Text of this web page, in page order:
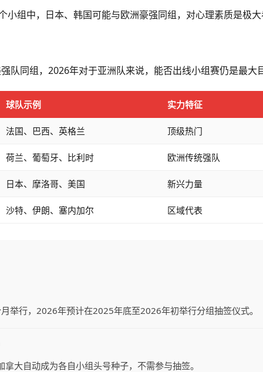
小组中，日本、韩国可能与欧洲豪强同组，对心理素质是极大
队同组，2026年对于亚洲队来说，能否出线小组赛仍是最大
球队示例 实力特征
法国、巴西、英格兰 顶级热门
荷兰、葡萄牙、比利时 欧洲传统强队
日本、摩洛哥、美国 新兴力量
沙特、伊朗、塞内加尔 区域代表
举行，2026年预计在2025年底至2026年初举行分组抽签仪式。
大自动成为各自小组头号种子，不需参与抽签。